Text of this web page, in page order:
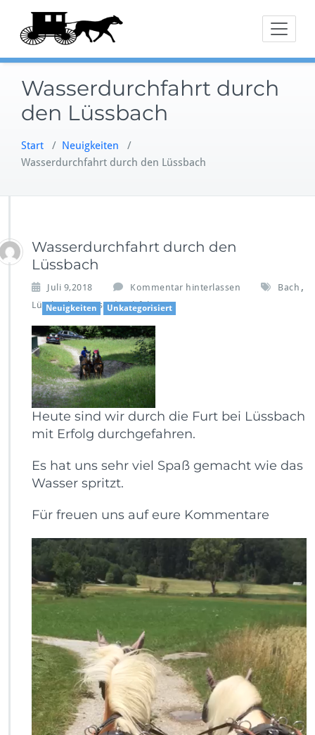
Inhalt
springen
Wasserdurchfahrt durch
den Lüssbach
Start / Neuigkeiten /
Wasserdurchfahrt durch den Lüssbach
Wasserdurchfahrt durch den
Lüssbach
Juli 9,2018 Kommentar hinterlassen Bach ,
Lüssbach,Wasserdurchfahrt
Neuigkeiten Unkategorisiert
Heute sind wir durch die Furt bei Lüssbach
mit Erfolg durchgefahren.
Es hat uns sehr viel Spaß gemacht wie das
Wasser spritzt.
Für freuen uns auf eure Kommentare
Video-
Player